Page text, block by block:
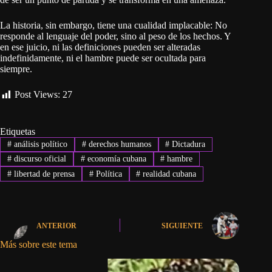
La historia, sin embargo, tiene una cualidad implacable: No
responde al lenguaje del poder, sino al peso de los hechos. Y
en ese juicio, ni las definiciones pueden ser alteradas
indefinidamente, ni el hambre puede ser ocultada para
siempre.
Post Views: 27
Etiquetas
#análisis político #derechos humanos # Dictadura
#discurso oficial #economía cubana # hambre
#libertad de prensa #Política # realidad cubana
ANTERIOR SIGUIENTE
Más sobre este tema